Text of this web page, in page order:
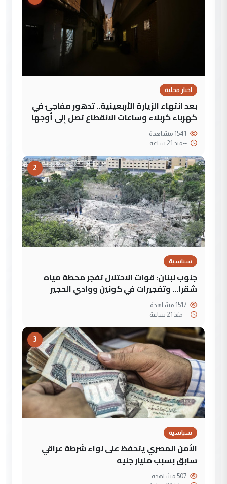
اخبار محلية
بعد انتهاء الزيارة الأربعينية.. تدهور مفاجئ في
كهرباء كربلاء وساعات الانقطاع تصل إلى أوجها
--منذ 21 ساعة
2
سياسية
جنوب لبنان: قوات الاحتلال تفجر محطة مياه
شقرا… وتفجيرات في كونين ووادي الحجير
--منذ 21 ساعة
3
سياسية
الأمن المصري يتحفظ على لواء شرطة عراقي
سابق بسبب مليار جنيه